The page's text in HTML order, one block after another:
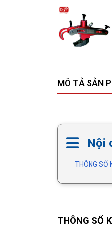
MÔ TẢ SẢN
Nội
THÔNG SỐ
THÔNG SỐ